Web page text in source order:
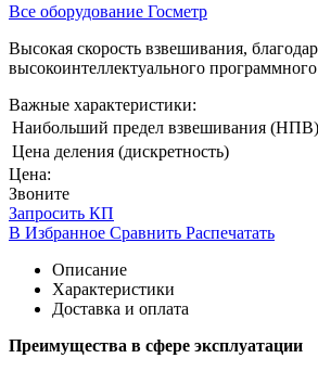
Все оборудование Госметр
Высокая скорость взвешивания,
высокоинтеллектуального
Важные характеристики:
Наибольший предел взвешивания (НПВ)
Цена деления (дискретность)
Цена:
Звоните
Запросить КП
В Избранное Сравнить Распечатать
Описание
Характеристики
Доставка и оплата
Преимущества в сфере эксплуатации